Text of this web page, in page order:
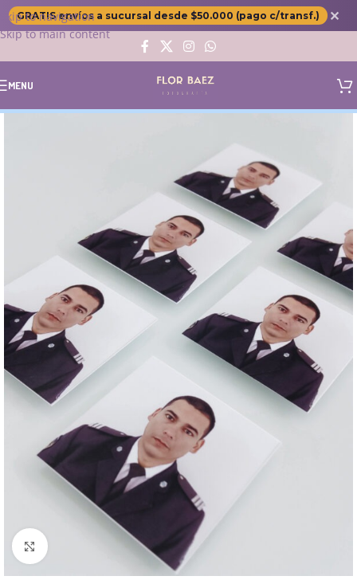
Skip to navigation
Skip to main content
GRATIS envíos a sucursal desde $50.000 (pago c/transf.) ✕
MENU
Click to enlarge